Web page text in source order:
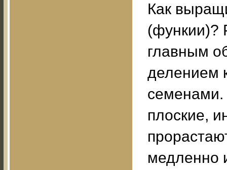
Как
(функии)?
главным
делением
плоские,
медленно